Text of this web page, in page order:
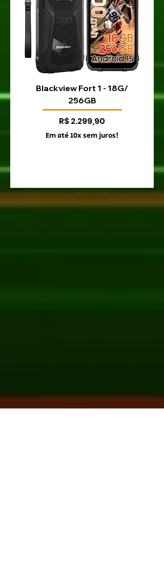
Blackview Fort 1 - 18G/
256GB
Preço
R$ 2.299,90
Em até 10x sem juros!